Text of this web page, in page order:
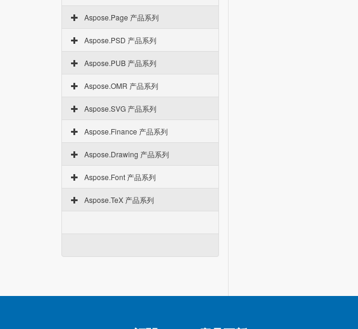
Aspose.Page 产品系列
Aspose.PSD 产品系列
Aspose.PUB 产品系列
Aspose.OMR 产品系列
Aspose.SVG 产品系列
Aspose.Finance 产品系列
Aspose.Drawing 产品系列
Aspose.Font 产品系列
Aspose.TeX 产品系列